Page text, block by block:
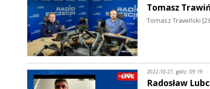
Tomasz
Tomasz Trawiński
2022-10-27, godz. 09:19
Radosław